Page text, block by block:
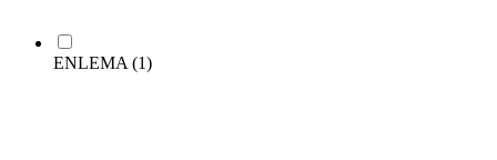
ENLEMA (1)